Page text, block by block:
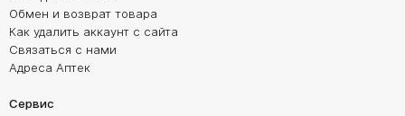
Обмен и возврат товара
Как удалить аккаунт с сайта
Связаться с нами
Адреса Аптек
Сервис